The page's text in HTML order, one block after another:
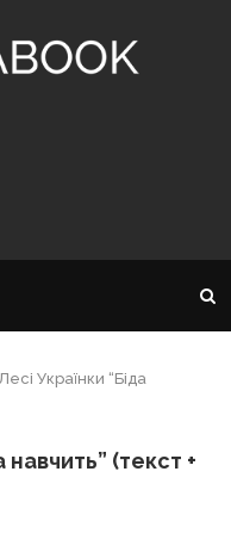
Українки “Біда
навчить” (текст +